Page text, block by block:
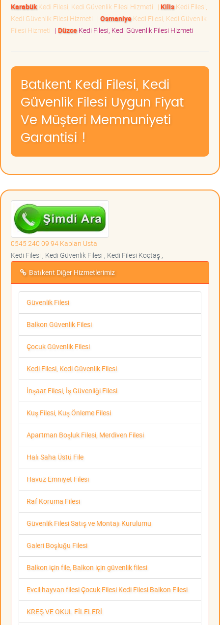
KarabükKedi Filesi, Kedi Güvenlik Filesi Hizmeti | KilisKedi Filesi,
Kedi Güvenlik Filesi Hizmeti | OsmaniyeKedi Filesi, Kedi Güvenlik
Filesi Hizmeti | DüzceKedi Filesi, Kedi Güvenlik Filesi Hizmeti
Batıkent Kedi Filesi, Kedi
Güvenlik Filesi Uygun Fiyat
Ve Müşteri Memnuniyeti
Garantisi !
0545 240 09 94 Kaplan Usta
Kedi Filesi , Kedi Güvenlik Filesi , Kedi Filesi Koçtaş ,
Batıkent Diğer Hizmetlerimiz
Güvenlik Filesi
Balkon Güvenlik Filesi
Çocuk Güvenlik Filesi
Kedi Filesi, Kedi Güvenlik Filesi
İnşaat Filesi, İş Güvenliği Filesi
Kuş Filesi, Kuş Önleme Filesi
Apartman Boşluk Filesi, Merdiven Filesi
Halı Saha Üstü File
Havuz Emniyet Filesi
Raf Koruma Filesi
Güvenlik Filesi Satış ve Montajı Kurulumu
Galeri Boşluğu Filesi
Balkon için file, Balkon için güvenlik filesi
Evcil hayvan filesi Çocuk Filesi Kedi Filesi Balkon Filesi
KREŞ VE OKUL FİLELERİ